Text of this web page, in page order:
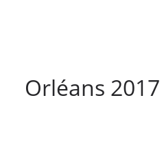
Orléans 2017